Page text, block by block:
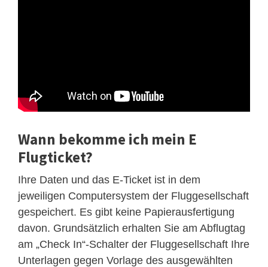
Wann bekomme ich mein E
Flugticket?
Ihre Daten und das E-Ticket ist in dem
jeweiligen Computersystem der Fluggesellschaft
gespeichert. Es gibt keine Papierausfertigung
davon. Grundsätzlich erhalten Sie am Abflugtag
am „Check In“-Schalter der Fluggesellschaft Ihre
Unterlagen gegen Vorlage des ausgewählten